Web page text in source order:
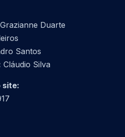
Grazianne Duarte
Santos
Cláudio Silva
site: